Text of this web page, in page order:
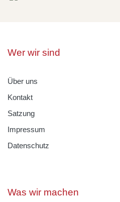
Wer wir sind
Über uns
Kontakt
Satzung
Impressum
Datenschutz
Was wir machen